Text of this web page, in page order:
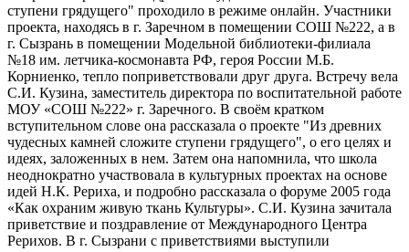
ступени грядущего" проходило в режиме онлайн. Участники
проекта, находясь в г. Заречном в помещении СОШ №222, а в
г. Сызрань в помещении Модельной библиотеки-филиала
№18 им. летчика-космонавта РФ, героя России М.Б.
Корниенко, тепло поприветствовали друг друга. Встречу вела
С.И. Кузина, заместитель директора по воспитательной работе
МОУ «СОШ №222» г. Заречного. В своём кратком
вступительном слове она рассказала о проекте "Из древних
чудесных камней сложите ступени грядущего", о его целях и
идеях, заложенных в нем. Затем она напомнила, что школа
неоднократно участвовала в культурных проектах на основе
идей Н.К. Рериха, и подробно рассказала о форуме 2005 года
«Как охраним живую ткань Культуры». С.И. Кузина зачитала
приветствие и поздравление от Международного Центра
Рерихов. В г. Сызрани с приветствиями выступили